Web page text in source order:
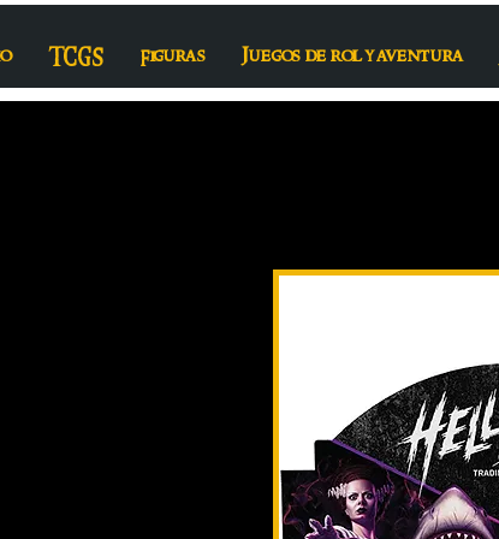
TCGS Figuras Juegos de rol y aventura